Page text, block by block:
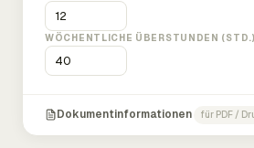
WÖCHENTLICHE ÜBERSTUNDEN (STD.)
Dokumentinformationen für PDF /